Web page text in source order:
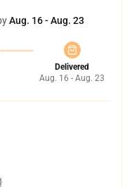
Aug. 16 - Aug. 23
Delivered
Aug. 16 - Aug. 23